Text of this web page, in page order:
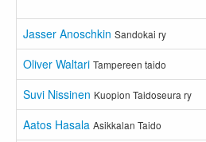
Jasser Anoschkin Sandokai ry
Oliver Waltari Tampereen taido
Suvi Nissinen Kuopion Taidoseura ry
Aatos Hasala Asikkalan Taido